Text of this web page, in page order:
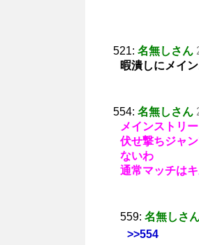
521: 名無しさん
暇潰しにメイ
554: 名無しさん
メインストリ
伏せ撃ちジャ
ないわ
通常マッチは
559: 名無しさ
>>554